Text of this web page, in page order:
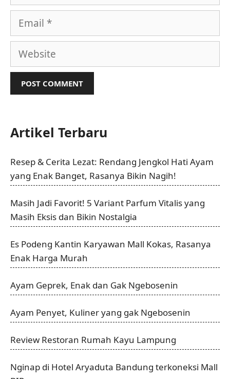
Email
Website
Artikel Terbaru
Resep & Cerita Lezat: Rendang Jengkol Hati Ayam
yang Enak Banget, Rasanya Bikin Nagih!
Masih Jadi Favorit! 5 Variant Parfum Vitalis yang
Masih Eksis dan Bikin Nostalgia
Es Podeng Kantin Karyawan Mall Kokas, Rasanya
Enak Harga Murah
Ayam Geprek, Enak dan Gak Ngebosenin
Ayam Penyet, Kuliner yang gak Ngebosenin
Review Restoran Rumah Kayu Lampung
Nginap di Hotel Aryaduta Bandung terkoneksi Mall